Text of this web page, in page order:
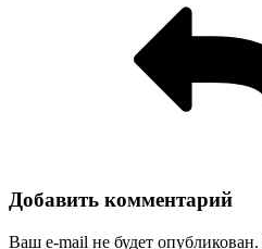
Добавить комментарий
Ваш e-mail не будет опубликован.